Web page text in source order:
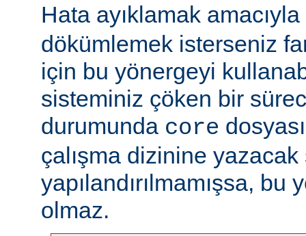
Hata ayıklamak
dökümlemek isterseniz
için bu yönergeyi
sisteminiz çöken bir
durumunda core
çalışma dizinine
yapılandırılmamışsa,
olmaz.